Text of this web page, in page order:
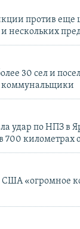
против еще
нескольких
30 сел и
коммунальщики
удар по НПЗ в
700 километрах
США «огромное